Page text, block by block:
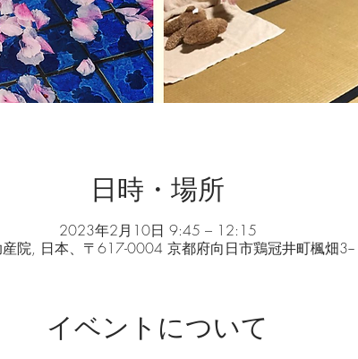
日時・場所
2023年2月10日 9:45 – 12:15
産院, 日本、〒617-0004 京都府向日市鶏冠井町楓畑3−
イベントについて